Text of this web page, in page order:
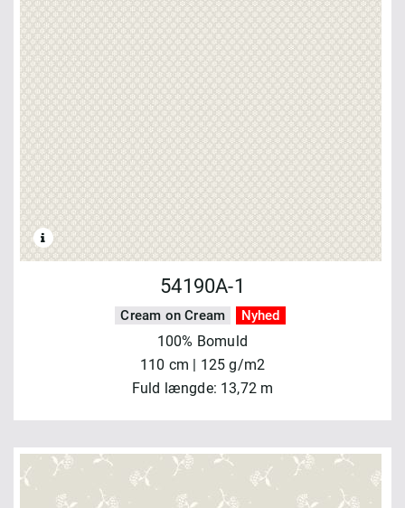
54190A-1
Cream on Cream Nyhed
100% Bomuld
110 cm | 125 g/m2
Fuld længde: 13,72 m